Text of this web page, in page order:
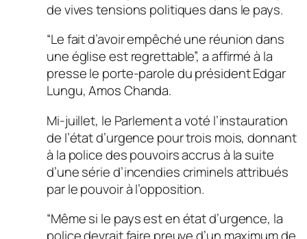
de vives tensions politiques dans le pays.
“Le fait d’avoir empêché une réunion dans
une église est regrettable”, a affirmé à la
presse le porte-parole du président Edgar
Lungu, Amos Chanda.
Mi-juillet, le Parlement a voté l’instauration
de l’état d’urgence pour trois mois, donnant
à la police des pouvoirs accrus à la suite
d’une série d’incendies criminels attribués
par le pouvoir à l’opposition.
“Même si le pays est en état d’urgence, la